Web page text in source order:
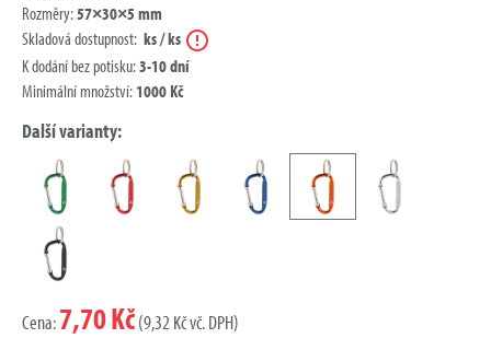
Rozměry:57×30×5 mm
Skladová dostupnost: ks / ks
K dodání bez potisku:3-10 dní
Minimální množství:1000 Kč
Další varianty:
Cena:7,70 Kč(9,32 Kč vč. DPH)